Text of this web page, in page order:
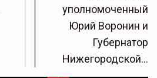
уполномоченный
Юрий Воронин и
Губернатор
Нижегородской…